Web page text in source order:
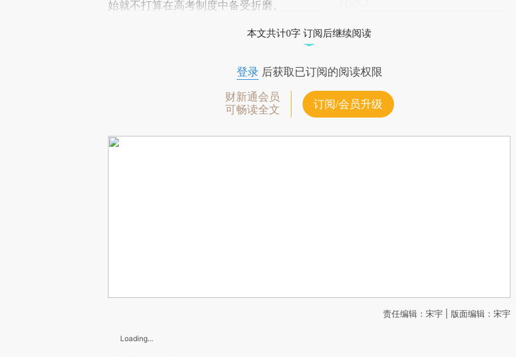
始就不打算在高考制度中备受折磨。
本文共计0字 订阅后继续阅读
登录后获取已订阅的阅读权限
财新通会员
可畅读全文
订阅/会员升级
责任编辑：宋宇 | 版面编辑：宋宇
Loading...